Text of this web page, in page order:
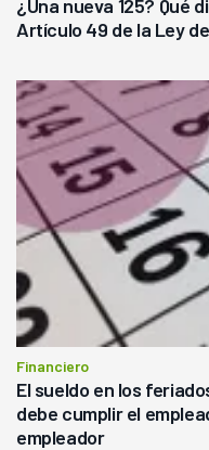
¿Una nueva 125? Qué
Artículo 49 de la Ley
Financiero
El sueldo en los
debe cumplir el
empleador